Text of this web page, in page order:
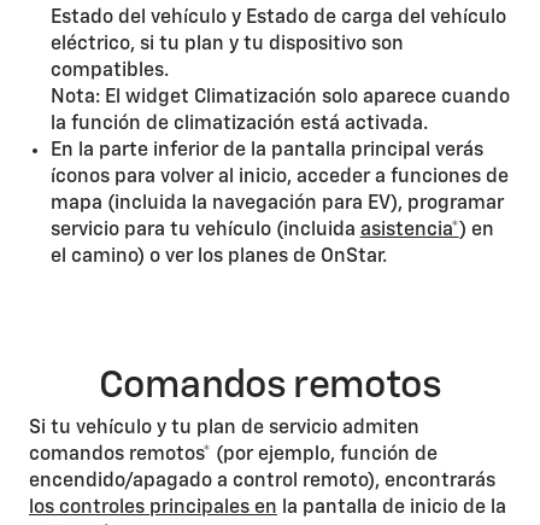
Estado del vehículo y Estado de carga del vehículo
eléctrico, si tu plan y tu dispositivo son
compatibles.
Nota: El widget Climatización solo aparece cuando
la función de climatización está activada.
En la parte inferior de la pantalla principal verás
íconos para volver al inicio, acceder a funciones de
mapa (incluida la navegación para EV), programar
servicio para tu vehículo (incluida asistencia*) en
el camino) o ver los planes de OnStar.
Comandos remotos
Si tu vehículo y tu plan de servicio admiten
comandos remotos* (por ejemplo, función de
encendido/apagado a control remoto), encontrarás
los controles principales en la pantalla de inicio de la